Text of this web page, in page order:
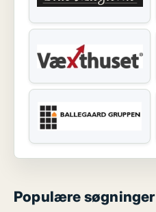
Populære søgninger